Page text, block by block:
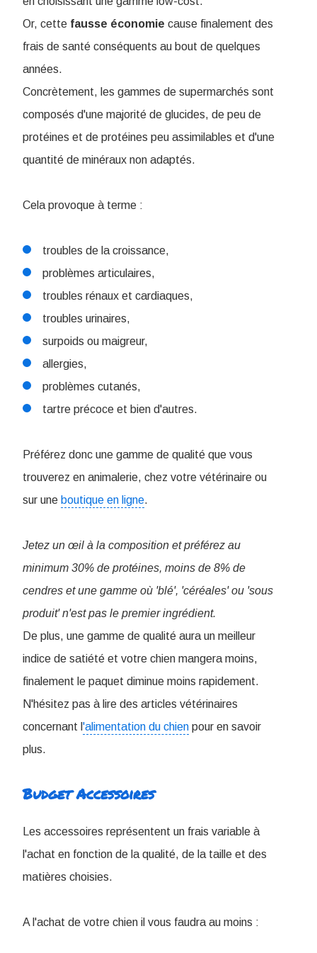
Or, cette fausse économie cause finalement des
frais de santé conséquents au bout de quelques
années.
Concrètement, les gammes de supermarchés sont
composés d'une majorité de glucides, de peu de
protéines et de protéines peu assimilables et d'une
quantité de minéraux non adaptés.
Cela provoque à terme :
troubles de la croissance,
problèmes articulaires,
troubles rénaux et cardiaques,
troubles urinaires,
surpoids ou maigreur,
allergies,
problèmes cutanés,
tartre précoce et bien d'autres.
Préférez donc une gamme de qualité que vous
trouverez en animalerie, chez votre vétérinaire ou
sur une boutique en ligne.
Jetez un œil à la composition et préférez au
minimum 30% de protéines, moins de 8% de
cendres et une gamme où 'blé', 'céréales' ou 'sous
produit' n'est pas le premier ingrédient.
De plus, une gamme de qualité aura un meilleur
indice de satiété et votre chien mangera moins,
finalement le paquet diminue moins rapidement.
N'hésitez pas à lire des articles vétérinaires
concernant l 'alimentation du chien pour en savoir
plus.
Budget Accessoires
Les accessoires représentent un frais variable à
l'achat en fonction de la qualité, de la taille et des
matières choisies.
A l'achat de votre chien il vous faudra au moins :